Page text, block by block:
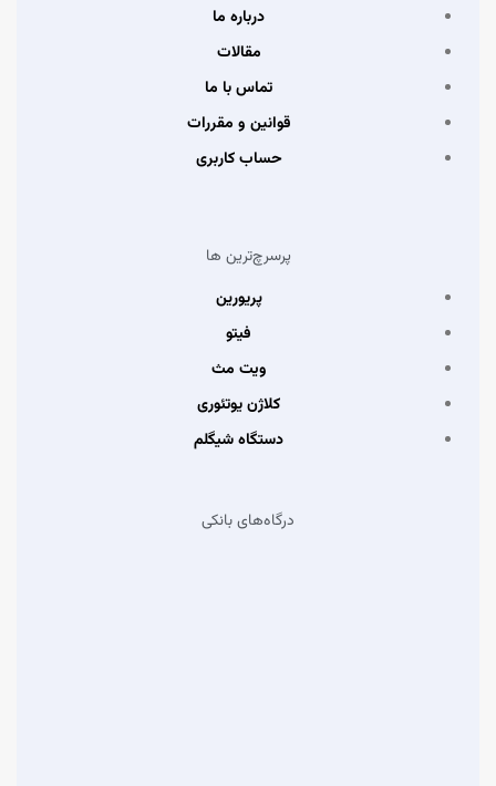
درباره ما
مقالات
تماس با ما
قوانین و مقررات
حساب کاربری
پرسرچ‌ترین ها
پریورین
فیتو
ویت مث
کلاژن یوتئوری
دستگاه شیگلم
درگاه‌های بانکی